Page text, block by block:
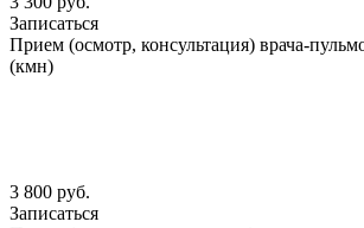
Записаться
Прием (осмотр, консультация) врача-
(кмн)
3 800 руб.
Записаться